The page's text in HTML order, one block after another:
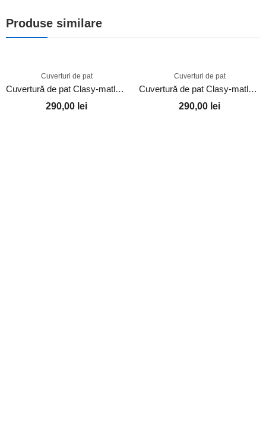
Produse similare
Cuverturi de pat
Cuvertură de pat Clasy-matlasată 2 persoane (LIYA V1)
290,00 lei
Cuverturi de pat
Cuvertură de pat Clasy-matlasată 2 persoane (PEDRA V2)
290,00 lei